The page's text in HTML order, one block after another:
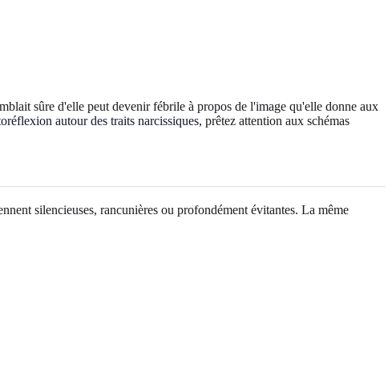
sûre d'elle peut devenir fébrile à propos de l'image qu'elle donne aux
autour des traits narcissiques, prêtez attention aux schémas
silencieuses, rancunières ou profondément évitantes. La même